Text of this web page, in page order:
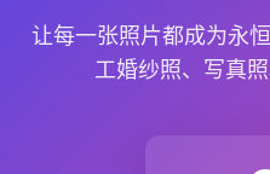
让每一张照片都成为永
工婚纱照、写真